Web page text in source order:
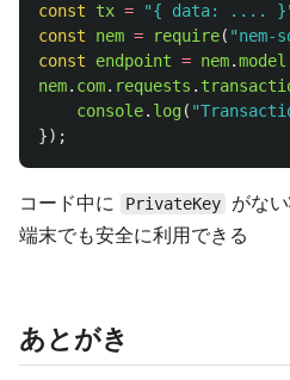
const tx = "{ data: .... }
const
nem = require( "nem-
const
endpoint = nem.model
nem. com. requests .
console. log( "
});
コード中に PrivateKey
がな
端末でも安全に利用できる
あとがき